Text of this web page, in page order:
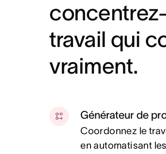
travail qui
vraiment.
Générateur de
Coordonnez le
en automatisant